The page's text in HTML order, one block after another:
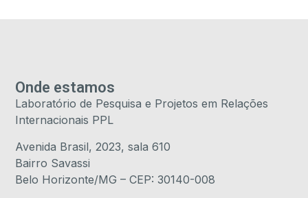
Onde estamos
Laboratório de Pesquisa e Projetos em Relações
Internacionais PPL
Avenida Brasil, 2023, sala 610
Bairro Savassi
Belo Horizonte/MG – CEP: 30140-008